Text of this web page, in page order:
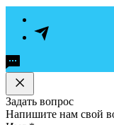
Задать вопрос
Напишите нам свой